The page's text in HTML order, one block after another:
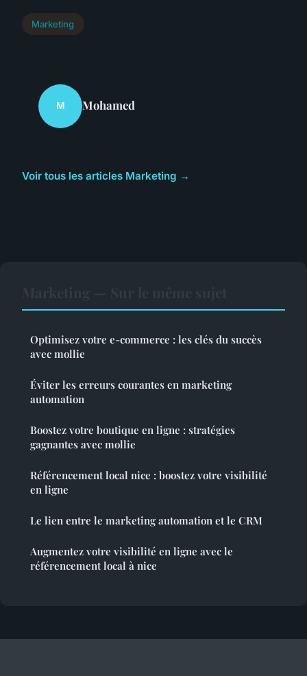
Marketing
M Mohamed
Voir tous les articles Marketing →
Optimisez votre e-commerce : les clés du succès
avec mollie
Éviter les erreurs courantes en marketing
automation
Boostez votre boutique en ligne : stratégies
gagnantes avec mollie
Référencement local nice : boostez votre visibilité
en ligne
Le lien entre le marketing automation et le CRM
Augmentez votre visibilité en ligne avec le
référencement local à nice